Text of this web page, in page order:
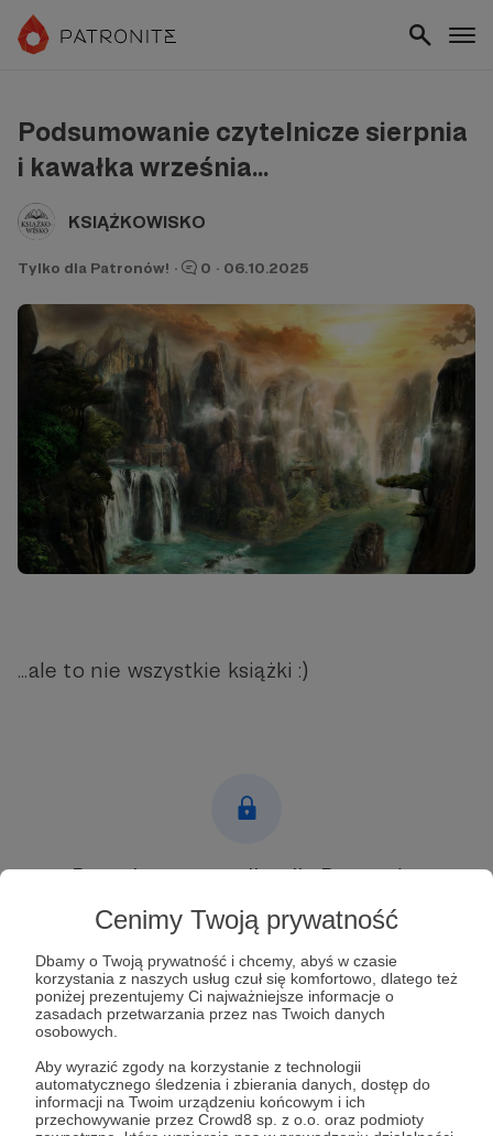
Cenimy Twoją prywatność
Dbamy o Twoją prywatność i chcemy, abyś w czasie
korzystania z naszych usług czuł się komfortowo, dlatego też
poniżej prezentujemy Ci najważniejsze informacje o
zasadach przetwarzania przez nas Twoich danych
osobowych.
Aby wyrazić zgody na korzystanie z technologii
automatycznego śledzenia i zbierania danych, dostęp do
informacji na Twoim urządzeniu końcowym i ich
przechowywanie przez Crowd8 sp. z o.o. oraz podmioty
Podsumowanie czytelnicze sierpnia
i kawałka września...
KSIĄŻKOWISKO
Tylko dla Patronów! · 0 · 06.10.2025
...ale to nie wszystkie książki :)
Post dostępny tylko dla Patronów
Aby zobaczyć ten materiał musisz być zalogowany
Zostań Patronem
Zaloguj się
wcześniejszy dostęp